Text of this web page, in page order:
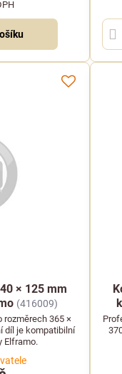
× 125 mm
(416009)
rozměrech 365 ×
díl je kompatibilní
Elframo.